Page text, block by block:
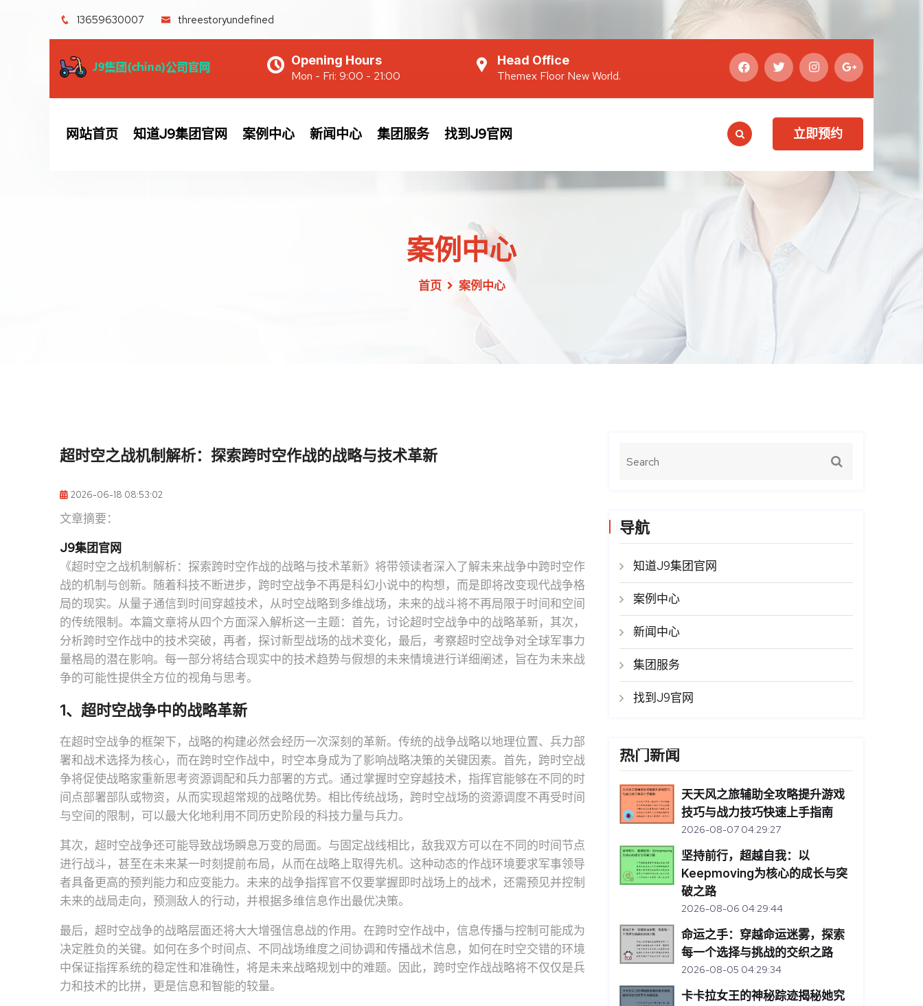
13659630007 threestoryundefined
Opening Hours
Mon - Fri: 9:00 - 21:00
Head Office
Themex Floor New World.
网站首页 知道J9集团官网 案例中心 新闻中心 集团服务 找到J9官网 立即预约
案例中心
首页 案例中心
超时空之战机制解析：探索跨时空作战的战略与技术革新
2026-06-18 08:53:02
文章摘要：
J9集团官网
《超时空之战机制解析：探索跨时空作战的战略与技术革新》将带领读者深入了解未来战争中跨时空作
战的机制与创新。随着科技不断进步，跨时空战争不再是科幻小说中的构想，而是即将改变现代战争格
局的现实。从量子通信到时间穿越技术，从时空战略到多维战场，未来的战斗将不再局限于时间和空间
的传统限制。本篇文章将从四个方面深入解析这一主题：首先，讨论超时空战争中的战略革新，其次，
分析跨时空作战中的技术突破，再者，探讨新型战场的战术变化，最后，考察超时空战争对全球军事力
量格局的潜在影响。每一部分将结合现实中的技术趋势与假想的未来情境进行详细阐述，旨在为未来战
争的可能性提供全方位的视角与思考。
1、超时空战争中的战略革新
在超时空战争的框架下，战略的构建必然会经历一次深刻的革新。传统的战争战略以地理位置、兵力部
署和战术选择为核心，而在跨时空作战中，时空本身成为了影响战略决策的关键因素。首先，跨时空战
争将促使战略家重新思考资源调配和兵力部署的方式。通过掌握时空穿越技术，指挥官能够在不同的时
间点部署部队或物资，从而实现超常规的战略优势。相比传统战场，跨时空战场的资源调度不再受时间
与空间的限制，可以最大化地利用不同历史阶段的科技力量与兵力。
其次，超时空战争还可能导致战场瞬息万变的局面。与固定战线相比，敌我双方可以在不同的时间节点
进行战斗，甚至在未来某一时刻提前布局，从而在战略上取得先机。这种动态的作战环境要求军事领导
者具备更高的预判能力和应变能力。未来的战争指挥官不仅要掌握即时战场上的战术，还需预见并控制
未来的战局走向，预测敌人的行动，并根据多维信息作出最优决策。
最后，超时空战争的战略层面还将大大增强信息战的作用。在跨时空作战中，信息传播与控制可能成为
决定胜负的关键。如何在多个时间点、不同战场维度之间协调和传播战术信息，如何在时空交错的环境
中保证指挥系统的稳定性和准确性，将是未来战略规划中的难题。因此，跨时空作战战略将不仅仅是兵
力和技术的比拼，更是信息和智能的较量。
导航
知道J9集团官网
案例中心
新闻中心
集团服务
找到J9官网
热门新闻
天天风之旅辅助全攻略提升游戏
技巧与战力技巧快速上手指南
2026-08-07 04:29:27
坚持前行，超越自我：以
Keepmoving为核心的成长与突
破之路
2026-08-06 04:29:44
命运之手：穿越命运迷雾，探索
每一个选择与挑战的交织之路
2026-08-05 04:29:34
卡卡拉女王的神秘踪迹揭秘她究